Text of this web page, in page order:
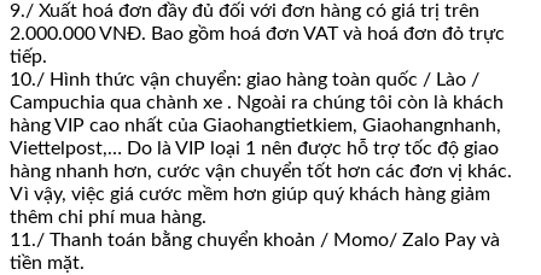
9./ Xuất hoá đơn đầy đủ đối với đơn hàng có giá trị trên
2.000.000 VNĐ. Bao gồm hoá đơn VAT và hoá đơn đỏ trực
tiếp.
10./ Hình thức vận chuyển: giao hàng toàn quốc / Lào /
Campuchia qua chành xe . Ngoài ra chúng tôi còn là khách
hàng VIP cao nhất của Giaohangtietkiem, Giaohangnhanh,
Viettelpost,… Do là VIP loại 1 nên được hỗ trợ tốc độ giao
hàng nhanh hơn, cước vận chuyển tốt hơn các đơn vị khác.
Vì vậy, việc giá cước mềm hơn giúp quý khách hàng giảm
thêm chi phí mua hàng.
11./ Thanh toán bằng chuyển khoản / Momo/ Zalo Pay và
tiền mặt.